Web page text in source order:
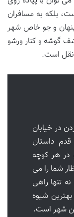
بلکه به مسافران
و جو خاص شهر
گوشه و کنار ورشو
است.
در خیابان
داستان
در هر کوچه
شما را می
تنها راهی
شیوه
شهر است.